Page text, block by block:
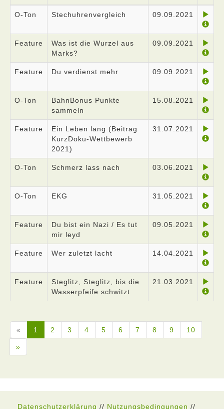
O-Ton Stechuhrenvergleich 09.09.2021
Feature
Was ist die Wurzel aus
Marks?
09.09.2021
Feature Du verdienst mehr 09.09.2021
O-Ton
BahnBonus Punkte
sammeln
15.08.2021
Feature
Ein Leben lang (Beitrag
KurzDoku-Wettbewerb
2021)
31.07.2021
O-Ton Schmerz lass nach 03.06.2021
O-Ton EKG 31.05.2021
Feature
Du bist ein Nazi / Es tut
mir leyd
09.05.2021
Feature Wer zuletzt lacht 14.04.2021
Feature
Steglitz, Steglitz, bis die
Wasserpfeife schwitzt
21.03.2021
« 1 2 3 4 5 6 7 8 9 10
»
Datenschutzerklärung // Nutzungsbedingungen //